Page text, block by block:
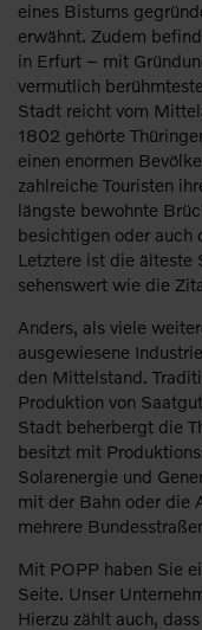
eines Bistums
erwähnt. Zudem
in Erfurt – mit
vermutlich
Stadt reicht vom
1802 gehörte
einen enormen
zahlreiche Touristen
längste bewohnte
besichtigen oder auch
Letztere ist die älteste
sehenswert wie die
Anders, als viele
ausgewiesene
den Mittelstand.
Produktion von
Stadt beherbergt die
besitzt mit
Solarenergie und
mit der Bahn oder die
mehrere
Mit POPP haben Sie
Seite. Unser
Hierzu zählt auch,